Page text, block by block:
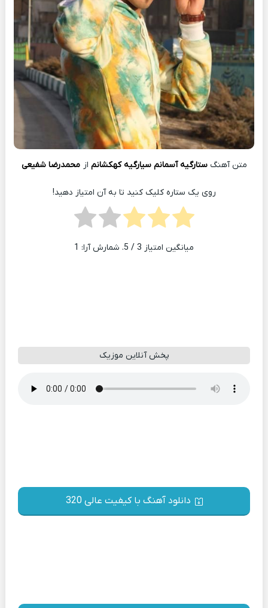
متن آهنگستارگیه آسمانم سیارگیه کهکشانم از محمدرضا شفیعی
روی یک ستاره کلیک کنید تا به آن امتیاز دهید!
میانگین امتیاز 3 / 5. شمارش آرا: 1
پخش آنلاین موزیک
دانلود آهنگ با کیفیت عالی 320